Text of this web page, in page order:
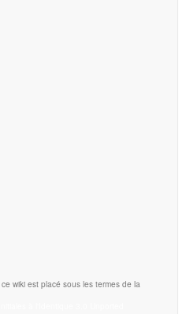
wiki est placé sous les termes de la